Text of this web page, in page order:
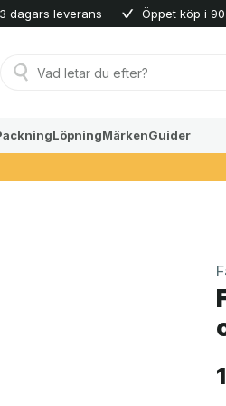
dagars leverans Öppet köp i
Produktsökning
LöpningMärkenGuider